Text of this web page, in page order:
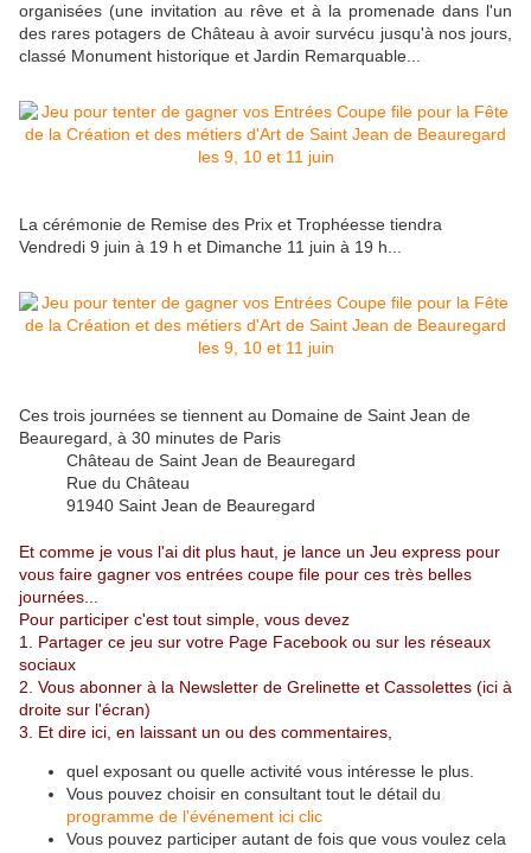
organisées (une invitation au rêve et à la promenade dans l'un
des rares potagers de Château à avoir survécu jusqu'à nos jours,
classé Monument historique et Jardin Remarquable...
La cérémonie de Remise des Prix et Trophéesse tiendra
Vendredi 9 juin à 19 h et Dimanche 11 juin à 19 h...
Ces trois journées se tiennent au Domaine de Saint Jean de
Beauregard, à 30 minutes de Paris
Château de Saint Jean de Beauregard
Rue du Château
91940 Saint Jean de Beauregard
Et comme je vous l'ai dit plus haut, je lance un Jeu express pour
vous faire gagner vos entrées coupe file pour ces très belles
journées...
Pour participer c'est tout simple, vous devez
1. Partager ce jeu sur votre Page Facebook ou sur les réseaux
sociaux
2. Vous abonner à la Newsletter de Grelinette et Cassolettes (ici à
droite sur l'écran)
3. Et dire ici, en laissant un ou des commentaires,
quel exposant ou quelle activité vous intéresse le plus.
Vous pouvez choisir en consultant tout le détail du
programme de l'événement ici clic
Vous pouvez participer autant de fois que vous voulez cela